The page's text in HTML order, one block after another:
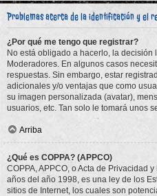
Problemas acerca de la identificación y el
¿Por qué me tengo que registrar?
No está obligado a hacerlo, la decisión
Moderadores. En algunos casos
respuestas. Sin embargo, estar
adicionales y/o ventajas que como
su imagen personalizada (avatar),
usuarios, etc. Tan solo le tomará unos
Arriba
¿Qué es COPPA? (APPCO)
COPPA, APPCO, o Acta de Privacidad
años del año 1998, es una ley de los
sitios de Internet, los cuales son